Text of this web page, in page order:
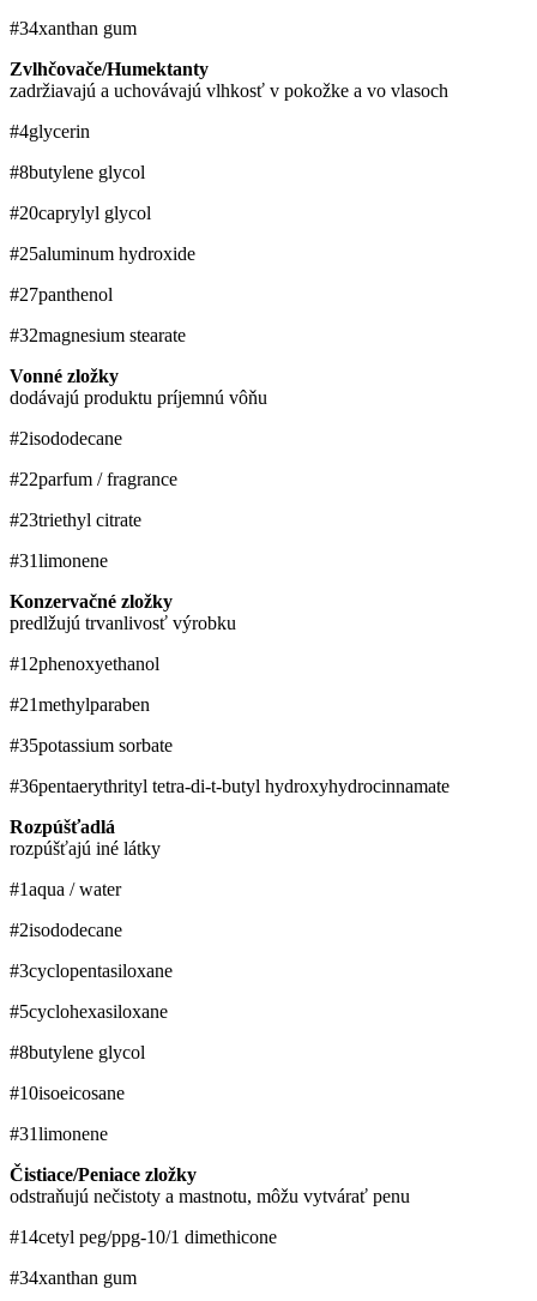
#34xanthan gum
Zvlhčovače/Humektanty
zadržiavajú a uchovávajú vlhkosť v pokožke a vo vlasoch
#4glycerin
#8butylene glycol
#20caprylyl glycol
#25aluminum hydroxide
#27panthenol
#32magnesium stearate
Vonné zložky
dodávajú produktu príjemnú vôňu
#2isododecane
#22parfum / fragrance
#23triethyl citrate
#31limonene
Konzervačné zložky
predlžujú trvanlivosť výrobku
#12phenoxyethanol
#21methylparaben
#35potassium sorbate
#36pentaerythrityl tetra-di-t-butyl hydroxyhydrocinnamate
Rozpúšťadlá
rozpúšťajú iné látky
#1aqua / water
#2isododecane
#3cyclopentasiloxane
#5cyclohexasiloxane
#8butylene glycol
#10isoeicosane
#31limonene
Čistiace/Peniace zložky
odstraňujú nečistoty a mastnotu, môžu vytvárať penu
#14cetyl peg/ppg-10/1 dimethicone
#34xanthan gum